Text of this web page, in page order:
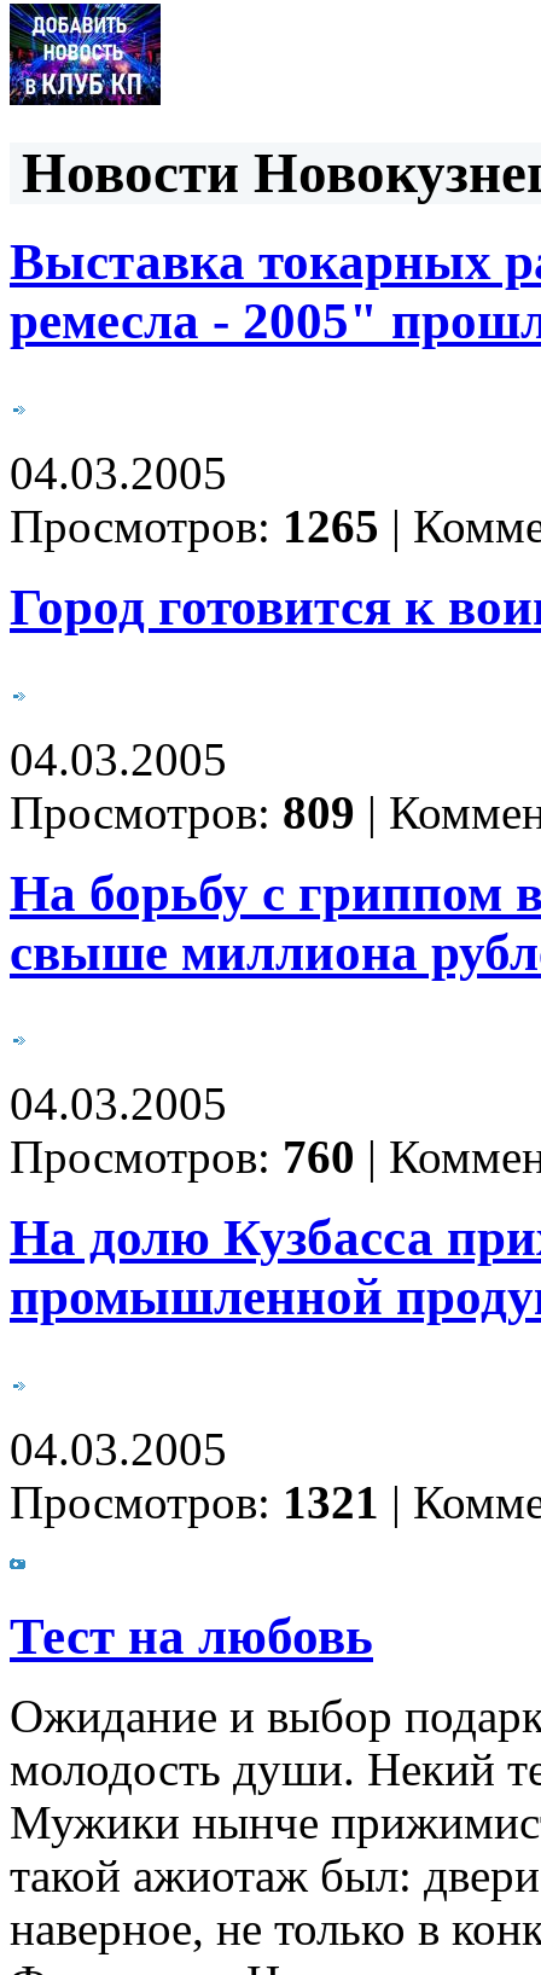
Новости
Выставка токарных
ремесла - 2005"
04.03.2005
Просмотров: 1265 |
Город готовится к
04.03.2005
Просмотров: 809 |
На борьбу с гриппом
свыше миллиона
04.03.2005
Просмотров: 760 |
На долю Кузбасса
промышленной
04.03.2005
Просмотров: 1321 |
Тест на любовь
Ожидание и выбор
молодость души. Некий
Мужики нынче
такой ажиотаж был:
наверное, не только в